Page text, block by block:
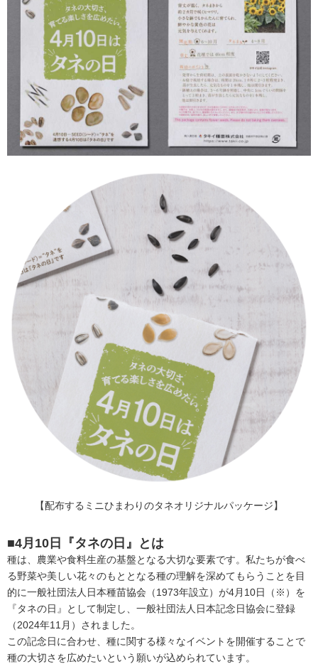
【配布するミニひまわりのタネオリジナルパッケージ】
■4月10日『タネの日』とは
種は、農業や食料生産の基盤となる大切な要素です。私たちが食べ
る野菜や美しい花々のもととなる種の理解を深めてもらうことを目
的に一般社団法人日本種苗協会（1973年設立）が4月10日（※）を
『タネの日』として制定し、一般社団法人日本記念日協会に登録
（2024年11月）されました。
この記念日に合わせ、種に関する様々なイベントを開催することで
種の大切さを広めたいという願いが込められています。